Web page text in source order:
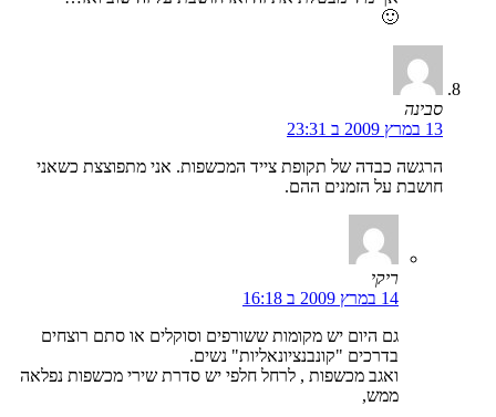
🙂
סבינה
13 במרץ 2009 ב 23:31
הרגשה כבדה של תקופת צייד המכשפות. אני מתפוצצת כשאני
חושבת על הזמנים ההם.
ריקי
14 במרץ 2009 ב 16:18
גם היום יש מקומות ששורפים וסוקלים או סתם רוצחים
בדרכים "קונבנציונאליות" נשים.
ואגב מכשפות , לרחל חלפי יש סדרת שירי מכשפות נפלאה
ממש,